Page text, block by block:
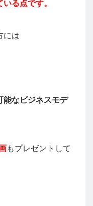
る点です。
には
能なビジネスモデ
もプレゼントして